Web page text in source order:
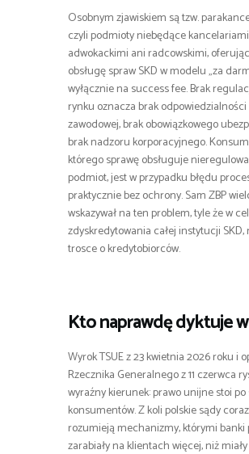
Osobnym zjawiskiem są tzw.
czyli podmioty niebędące kancelariami
adwokackimi ani radcowskimi,
obsługę spraw SKD w modelu „za
wyłącznie na success fee. Brak
rynku oznacza brak odpowiedzialności
zawodowej, brak obowiązkowego
brak nadzoru korporacyjnego.
którego sprawę obsługuje
podmiot, jest w przypadku błędu
praktycznie bez ochrony. Sam ZBP
wskazywał na ten problem, tyle że w
zdyskredytowania całej instytucji SKD,
trosce o kredytobiorców.
Kto naprawdę dyktuje
Wyrok TSUE z 23 kwietnia 2026 roku i
Rzecznika Generalnego z 11 czerwca
wyraźny kierunek: prawo unijne stoi
konsumentów. Z koli polskie sądy
rozumieją mechanizmy, którymi banki
zarabiały na klientach więcej, niż